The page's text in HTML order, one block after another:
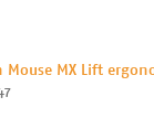
Mouse MX Lift